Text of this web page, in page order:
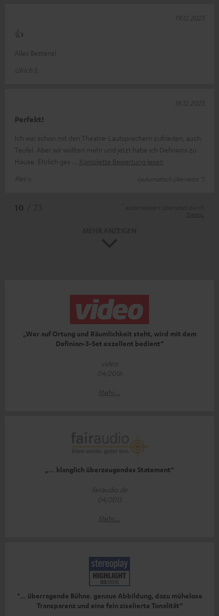
👍
Alles Bestens!
Ulrich S.
19.12.2025
Perfekt!
Ich war schon mit den Theatre-Lautsprechern zufrieden, auch
Teufel. Aber wir wollten mehr und jetzt habe ich Definions zu
Hause. Ehrlich ges
Komplette Bewertung lesen
Piet v.
(automatisch übersetzt *)
18.12.2025
„Wer auf Ortung und Räumlichkeit steht, wird mit dem
Definion-3-Set exzellent bedient“
video
04/2016
Mehr...
„… klanglich überzeugendes Statement“
fairaudio.de
04/2015
Mehr...
"... überragende Bühne. genaue Abbildung, dazu mühelose
Transparenz und eine fein ziselierte Tonalität“